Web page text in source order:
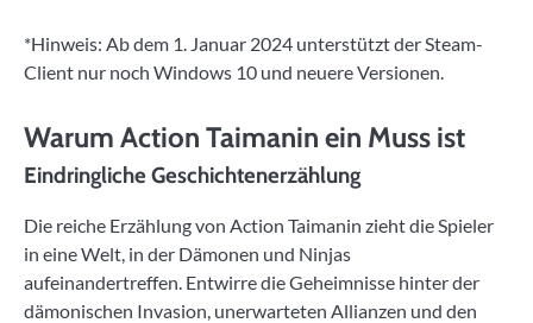
*Hinweis: Ab dem 1. Januar 2024 unterstützt der Steam-
Client nur noch Windows 10 und neuere Versionen.
Warum Action Taimanin ein Muss ist
Eindringliche Geschichtenerzählung
Die reiche Erzählung von Action Taimanin zieht die Spieler
in eine Welt, in der Dämonen und Ninjas
aufeinandertreffen. Entwirre die Geheimnisse hinter der
dämonischen Invasion, unerwarteten Allianzen und den